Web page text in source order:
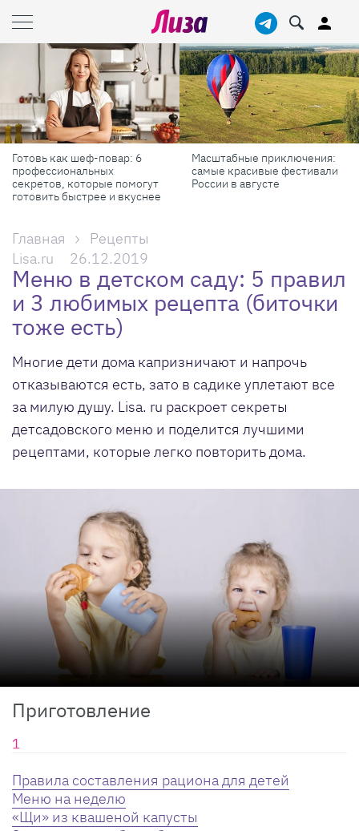
Готовь как шеф-повар: 6
профессиональных
секретов, которые помогут
готовить быстрее и вкуснее
Масштабные приключения:
самые красивые фестивали
России в августе
Главная
Рецепты
Lisa.ru
26.12.2019
Меню в детском саду: 5 правил
и 3 любимых рецепта (биточки
тоже есть)
Многие дети дома капризничают и напрочь
отказываются есть, зато в садике уплетают все
за милую душу. Lisa. ru раскроет секреты
детсадовского меню и поделится лучшими
рецептами, которые легко повторить дома.
Приготовление
Правила составления рациона для детей
Меню на неделю
«Щи» из квашеной капусты